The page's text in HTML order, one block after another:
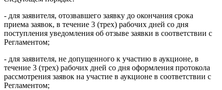
- для заявителя, отозвавшего заявку до окончания срока
приема заявок, в течение 3 (трех) рабочих дней со дня
поступления уведомления об отзыве заявки в соответствии с
Регламентом;
- для заявителя, не допущенного к участию в аукционе, в
течение 3 (трех) рабочих дней со дня оформления протокола
рассмотрения заявок на участие в аукционе в соответствии с
Регламентом;